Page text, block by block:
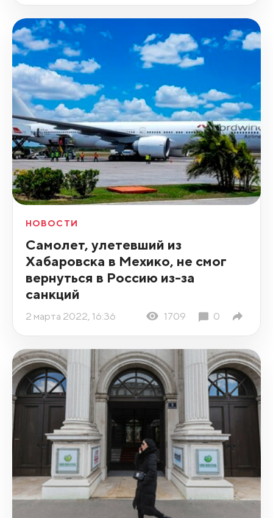
НОВОСТИ
Самолет, улетевший из
Хабаровска в Мехико, не смог
вернуться в Россию из-за
санкций
2 марта 2022, 16:36 1709 0